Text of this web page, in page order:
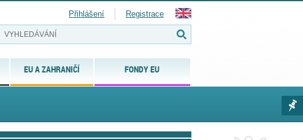
EU A ZAHRANIČÍ FONDY EU
Přihlášení Registrace